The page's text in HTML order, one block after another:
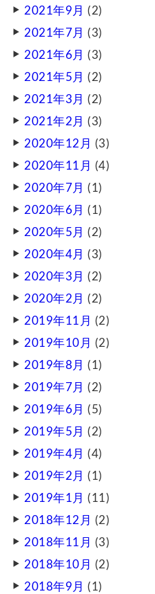
2021年9月 (2)
2021年7月 (3)
2021年6月 (3)
2021年5月 (2)
2021年3月 (2)
2021年2月 (3)
2020年12月 (3)
2020年11月 (4)
2020年7月 (1)
2020年6月 (1)
2020年5月 (2)
2020年4月 (3)
2020年3月 (2)
2020年2月 (2)
2019年11月 (2)
2019年10月 (2)
2019年8月 (1)
2019年7月 (2)
2019年6月 (5)
2019年5月 (2)
2019年4月 (4)
2019年2月 (1)
2019年1月 (11)
2018年12月 (2)
2018年11月 (3)
2018年10月 (2)
2018年9月 (1)